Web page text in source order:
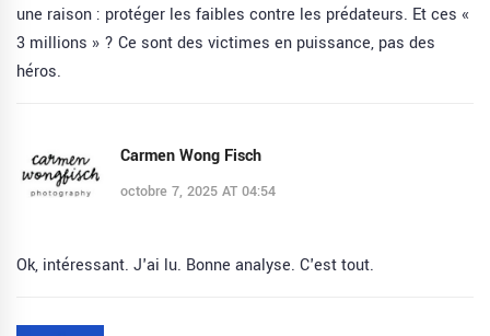
une raison : protéger les faibles contre les prédateurs. Et ces «
3 millions » ? Ce sont des victimes en puissance, pas des
héros.
Carmen Wong Fisch
octobre 7, 2025 AT 04:54
Ok, intéressant. J'ai lu. Bonne analyse. C'est tout.